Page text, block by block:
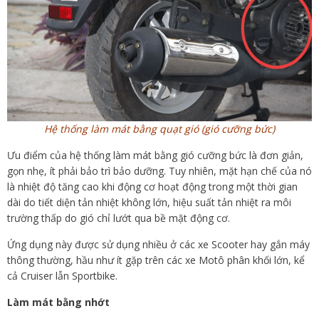
Hệ thống làm mát bằng quạt gió (gió cưỡng bức)
Ưu điểm của hệ thống làm mát bằng gió cưỡng bức là đơn giản,
gọn nhẹ, ít phải bảo trì bảo dưỡng. Tuy nhiên, mặt hạn chế của nó
là nhiệt độ tăng cao khi động cơ hoạt động trong một thời gian
dài do tiết diện tản nhiệt không lớn, hiệu suất tản nhiệt ra môi
trường thấp do gió chỉ lướt qua bề mặt động cơ.
Ứng dụng này được sử dụng nhiều ở các xe Scooter hay gắn máy
thông thường, hầu như ít gặp trên các xe Motô phân khối lớn, kể
cả Cruiser lẫn Sportbike.
Làm mát bằng nhớt